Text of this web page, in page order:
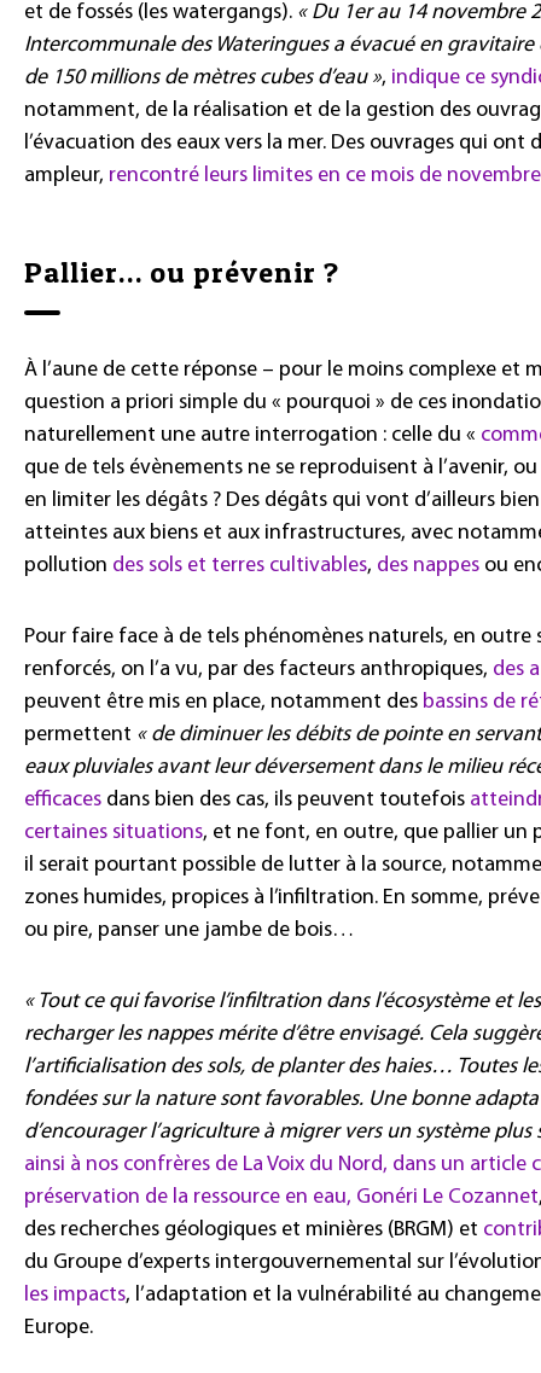
et de fossés (les watergangs). « Du 1er au 14 novembre
Intercommunale des Wateringues a évacué en
de 150 millions de mètres cubes d’eau », indique ce
notamment, de la réalisation et de la gestion des
l’évacuation des eaux vers la mer. Des ouvrages qui ont
ampleur, rencontré leurs limites en ce mois de
Pallier… ou prévenir ?
À l’aune de cette réponse – pour le moins complexe et
question a priori simple du « pourquoi » de ces
naturellement une autre interrogation : celle du «
que de tels évènements ne se reproduisent à l’avenir,
en limiter les dégâts ? Des dégâts qui vont d’ailleurs
atteintes aux biens et aux infrastructures, avec
pollution des sols et terres cultivables, des nappes ou
Pour faire face à de tels phénomènes naturels, en outre
renforcés, on l’a vu, par des facteurs anthropiques, des
peuvent être mis en place, notamment des bassins de
permettent « de diminuer les débits de pointe en
eaux pluviales avant leur déversement dans le milieu
efficaces dans bien des cas, ils peuvent toutefois
certaines situations, et ne font, en outre, que pallier un
il serait pourtant possible de lutter à la source,
zones humides, propices à l’infiltration. En somme,
ou pire, panser une jambe de bois…
« Tout ce qui favorise l’infiltration dans l’écosystème et
recharger les nappes mérite d’être envisagé. Cela
l’artificialisation des sols, de planter des haies… Toutes
fondées sur la nature sont favorables. Une bonne
d’encourager l’agriculture à migrer vers un système plus
ainsi à nos confrères de La Voix du Nord, dans un article
préservation de la ressource en eau, Gonéri Le Cozannet
des recherches géologiques et minières (BRGM) et
du Groupe d’experts intergouvernemental sur
les impacts, l’adaptation et la vulnérabilité au
Europe.